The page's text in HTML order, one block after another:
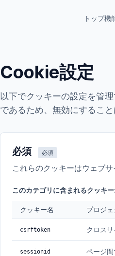
トップ機
Cookie設定
以下でクッキーの設定を管
であるため、無効にすること
必須 必須
これらのクッキーはウェブ
このカテゴリに含まれるクッキー:
クッキー名 プロジ
csrftoken クロス
sessionid ページ